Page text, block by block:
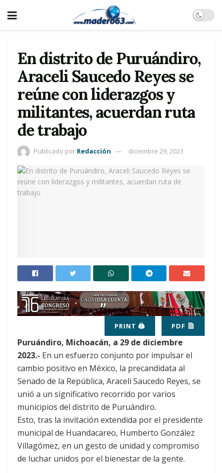
En distrito de Puruándiro,
Araceli Saucedo Reyes se
reúne con liderazgos y
militantes, acuerdan ruta
de trabajo
Publicado por Redacción diciembre 29, 2023
PRINT 🖨 PDF
Puruándiro, Michoacán, a 29 de diciembre
2023.- En un esfuerzo conjunto por impulsar el
cambio positivo en México, la precandidata al
Senado de la República, Araceli Saucedo Reyes, se
unió a un significativo recorrido por varios
municipios del distrito de Puruándiro.
Esto, tras la invitación extendida por el presidente
municipal de Huandacareo, Humberto González
Villagómez, en un gesto de unidad y compromiso
de luchar unidos por el bienestar de la gente.